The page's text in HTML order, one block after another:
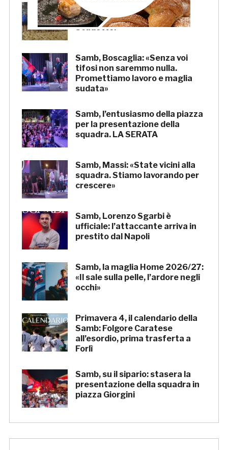
La Samb Beach Soccer batte
Milano 9-3 e va in Semifinale
Scudetto!
Samb, Boscaglia: «Senza voi
tifosi non saremmo nulla.
Promettiamo lavoro e maglia
sudata»
Samb, l’entusiasmo della piazza
per la presentazione della
squadra. LA SERATA
Samb, Massi: «State vicini alla
squadra. Stiamo lavorando per
crescere»
Samb, Lorenzo Sgarbi è
ufficiale: l’attaccante arriva in
prestito dal Napoli
Samb, la maglia Home 2026/27:
«Il sale sulla pelle, l’ardore negli
occhi»
Primavera 4, il calendario della
Samb: Folgore Caratese
all’esordio, prima trasferta a
Forlì
Samb, su il sipario: stasera la
presentazione della squadra in
piazza Giorgini